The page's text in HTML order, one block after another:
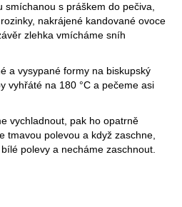
smíchanou s práškem do pečiva,
nakrájené kandované ovoce
zlehka vmícháme sníh
a vysypané formy na biskupský
vyhřáté na 180 °C a pečeme asi
vychladnout, pak ho opatrně
tmavou polevou a když zaschne,
polevy a necháme zaschnout.